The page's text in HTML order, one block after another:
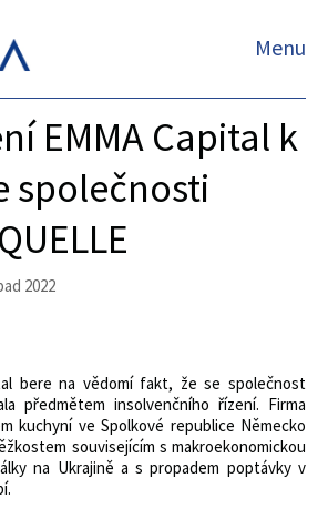
Menu
EMMA Capital k
společnosti
2022
bere na vědomí fakt, že se společnost
předmětem insolvenčního řízení. Firma
kuchyní ve Spolkové republice Německo
souvisejícím s makroekonomickou
na Ukrajině a s propadem poptávky v